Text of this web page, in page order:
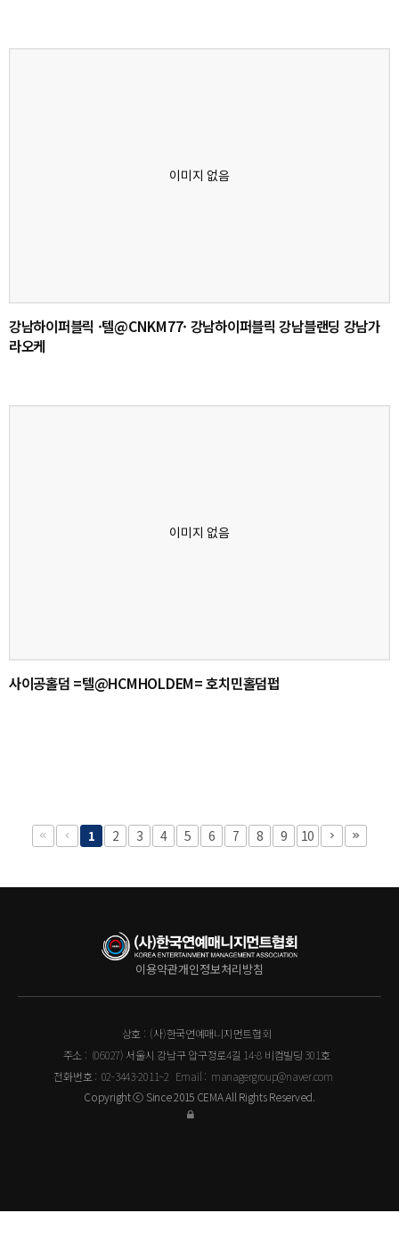
강남하이퍼블릭 ·텔@CNKM77· 강남하이퍼블릭 강남블랜딩 강남가
라오케
사이공홀덤 =텔@HCMHOLDEM= 호치민홀덤펍
1 2 3 4 5 6 7 8 9 10
이용약관개인정보처리방침
상호 : (사)한국연예매니지먼트협회
주소 : (06027) 서울시 강남구 압구정로4길 14-8 비컴빌딩 301호
전화번호 : 02-3443-2011~2 Email : managergroup@naver.com
Copyright ⓒ Since 2015 CEMA All Rights Reserved.